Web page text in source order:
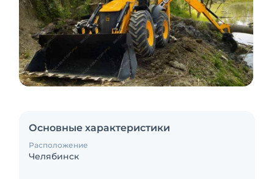
Основные характеристики
Расположение
Челябинск